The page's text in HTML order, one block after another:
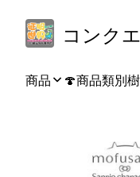
商品 🍄商品類別樹